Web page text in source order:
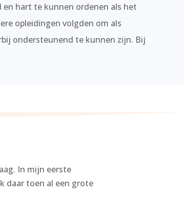
hart te kunnen ordenen als het
opleidingen volgden om als
ondersteunend te kunnen zijn. Bij
In mijn eerste
daar toen al een grote